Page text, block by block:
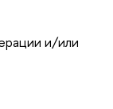
и/или